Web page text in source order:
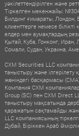
уәкілеттендірілген және
Тіркелген мекенжайы:
Билдинг ғимараты, Лондон,
клиенттерге немесе
елдер мен аумақтардың
Қытай, Куба, Гонконг,
Сомали, Судан, Украина,
CXM Securities LLC
таныстыру және
жөніндегі басқармасы
Компания CXM
Group (SC) пен CXM Direct
таныстыру мақсатында
қаражатын сақтамайды
LLC компаниясының
Дубай, Біріккен Араб